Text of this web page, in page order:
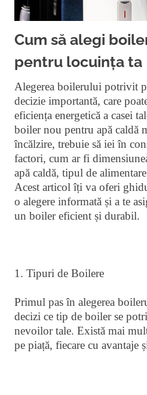
Cum să alegi
pentru locuința ta
Alegerea boilerului potrivit
decizie importantă, care
eficiența energetică a casei
boiler nou pentru apă caldă
încălzire, trebuie să iei în
factori, cum ar fi
apă caldă, tipul de
Acest articol îți va oferi
o alegere informată și a te
un boiler eficient și durabil.
1. Tipuri de Boilere
Primul pas în alegerea
decizi ce tip de boiler se
nevoilor tale. Există mai
pe piață, fiecare cu avantaje